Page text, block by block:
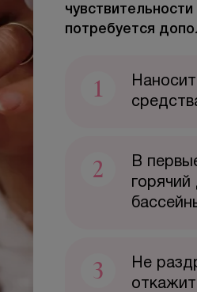
потребуется
1
2
В
3
Не